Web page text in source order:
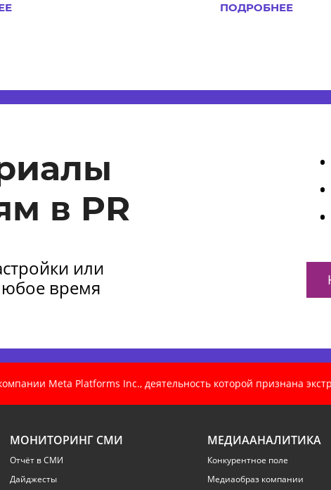
ПОДРОБНЕЕ
в PR
или
время
Meta Platforms Inc., деятельность которой признана
МОНИТОРИНГ СМИ
Отчёт в СМИ
Дайджесты
МЕДИААНАЛИТИКА
Конкурентное поле
Медиаобраз компании